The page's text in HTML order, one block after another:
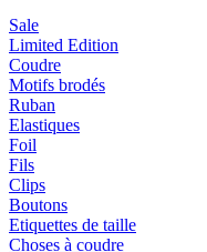
Sale
Limited Edition
Coudre
Motifs brodés
Ruban
Elastiques
Foil
Fils
Clips
Boutons
Etiquettes de taille
Choses à coudre